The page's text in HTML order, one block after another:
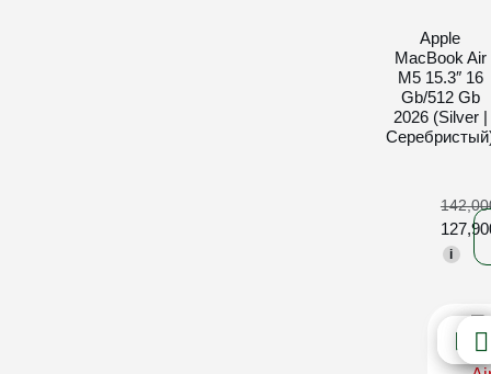
Apple
MacBook Air
M5 15.3″ 16
Gb/512 Gb
2026 (Silver |
i